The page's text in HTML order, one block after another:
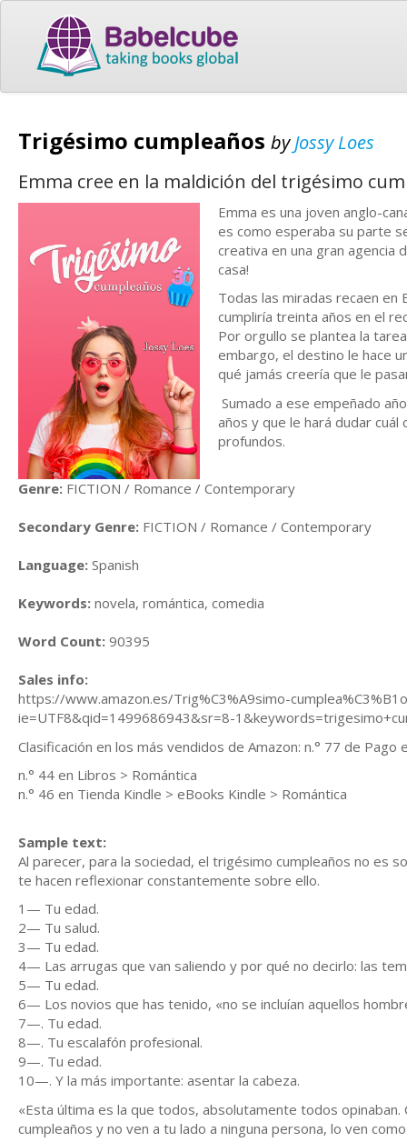
Trigésimo cumpleaños byJossy Loes
Emma cree en la maldición del trigésimo
Emma es una joven anglo-
es como esperaba su parte
creativa en una gran agencia
casa!
Todas las miradas recaen en
cumpliría treinta años en el
Por orgullo se plantea la
embargo, el destino le hace
qué jamás creería que le
Sumado a ese empeñado
años y que le hará dudar
profundos.
Genre: FICTION / Romance / Contemporary
Secondary Genre: FICTION / Romance / Contemporary
Language: Spanish
Keywords: novela, romántica, comedia
Word Count: 90395
Sales info:
https://www.amazon.es/Trig%C3%A9simo-
ie=UTF8&qid=1499686943&sr=8-
Clasificación en los más vendidos de Amazon: n.° 77 de
n.° 44 en Libros > Romántica
n.° 46 en Tienda Kindle > eBooks Kindle > Romántica
Sample text:
Al parecer, para la sociedad, el trigésimo cumpleaños no es
te hacen reflexionar constantemente sobre ello.
1— Tu edad.
2— Tu salud.
3— Tu edad.
4— Las arrugas que van saliendo y por qué no decirlo: las
5— Tu edad.
6— Los novios que has tenido, «no se incluían aquellos
7—. Tu edad.
8—. Tu escalafón profesional.
9—. Tu edad.
10—. Y la más importante: asentar la cabeza.
«Esta última es la que todos, absolutamente todos
cumpleaños y no ven a tu lado a ninguna persona, lo ven